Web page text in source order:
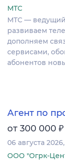
МТС
МТС — ведущий
развиваем
дополняем
сервисами,
абонентов
Агент по
от 300 000 ₽
06 августа 2026
ООО "Огрк-